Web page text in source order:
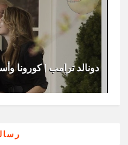
دونالد ترامب | كورونا